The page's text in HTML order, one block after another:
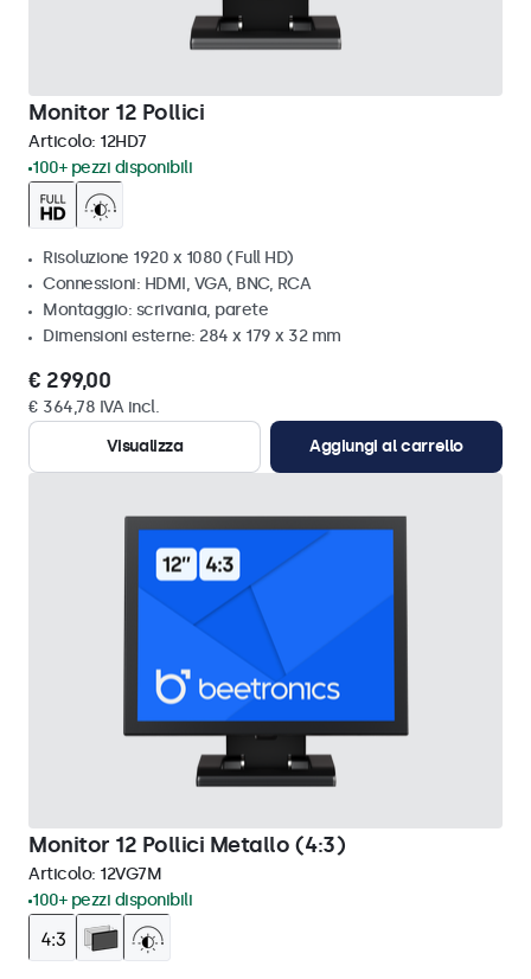
Monitor 12 Pollici
Articolo: 12HD7
100+ pezzi disponibili
Risoluzione 1920 x 1080 (Full HD)
Connessioni: HDMI, VGA, BNC, RCA
Montaggio: scrivania, parete
Dimensioni esterne: 284 x 179 x 32 mm
€ 299,00
€ 364,78 IVA incl.
Visualizza
Aggiungi al carrello
Monitor 12 Pollici Metallo (4:3)
Articolo: 12VG7M
100+ pezzi disponibili